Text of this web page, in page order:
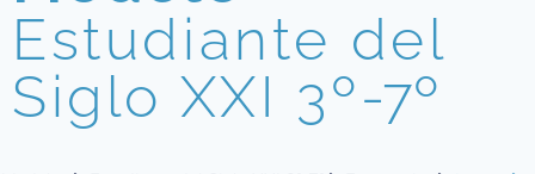
Estudiante del
Siglo XXI 3º-7º